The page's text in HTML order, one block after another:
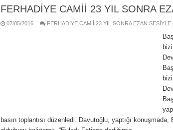
FERHADİYE CAMİİ 23 YIL SONRA
07/05/2016 FERHADİYE CAMİİ 23 YIL SONRA EZAN
basın toplantısı düzenledi. Davutoğlu, yaptığı